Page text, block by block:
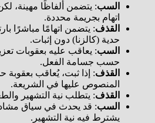
السب: يتضمن ألفاظًا مهينة،
اتهام بجريمة محددة.
القذف: يتضمن اتهامًا مباشرًا
حدية (كالزنا) دون إثبات.
السب: يعاقب عليه بعقوبات
حسب جسامة الفعل.
القذف: إذا ثبت، يُعاقب بعقوبة
المنصوص عليها في الشريعة.
القذف: يتطلب نية التشهير
السب: قد يحدث في سياق مشادة
يشترط فيه نية التشهير.